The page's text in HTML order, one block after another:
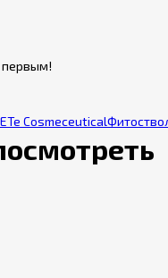
первым!
Cosmeceutical